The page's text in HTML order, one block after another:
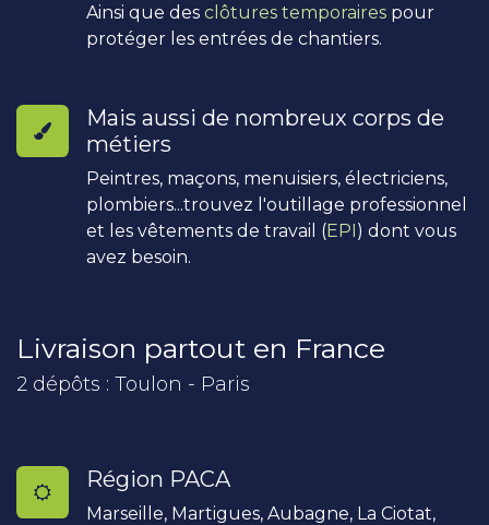
Ainsi que des clôtures temporaires pour
protéger les entrées de chantiers.
Mais aussi de nombreux corps de
métiers
Peintres, maçons, menuisiers, électriciens,
plombiers...trouvez l'outillage professionnel
et les vêtements de travail (EPI) dont vous
avez besoin.
Livraison partout en France
2 dépôts : Toulon - Paris
Région PACA
Marseille, Martigues, Aubagne, La Ciotat,